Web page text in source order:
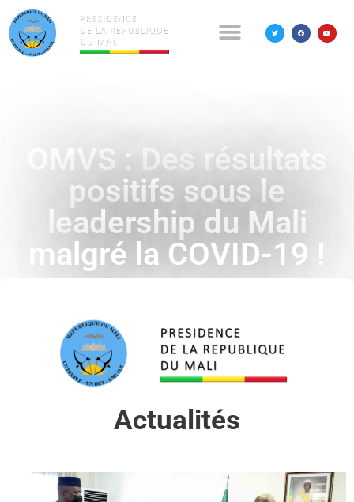
OMVS : Des résultats
positifs sous le
leadership du Mali
malgré la COVID-19 !
Actualités